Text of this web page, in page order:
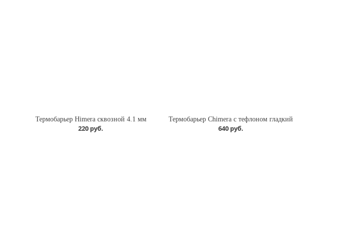
Термобарьер Himera сквозной 4.1 мм
220 руб.
Термобарьер Chimera с тефлоном гладкий
640 руб.